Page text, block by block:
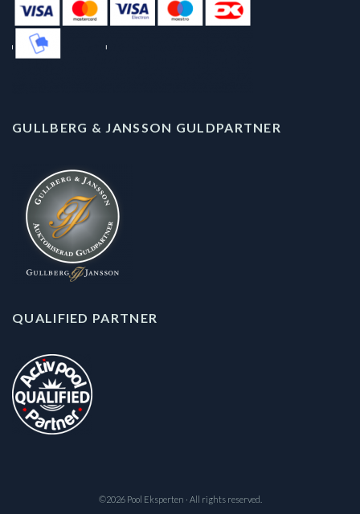
GULLBERG & JANSSON GULDPARTNER
QUALIFIED PARTNER
©2026 Pool Eksperten · All rights reserved.